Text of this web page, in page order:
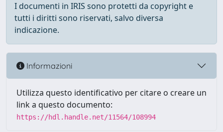
I documenti in IRIS sono protetti da copyright e
tutti i diritti sono riservati, salvo diversa
indicazione.
Informazioni
Utilizza questo identificativo per citare o creare un
link a questo documento:
https://hdl.handle.net/11564/108994